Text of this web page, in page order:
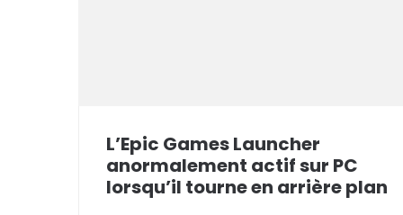
L’Epic Games Launcher
anormalement actif sur PC
lorsqu’il tourne en arrière plan